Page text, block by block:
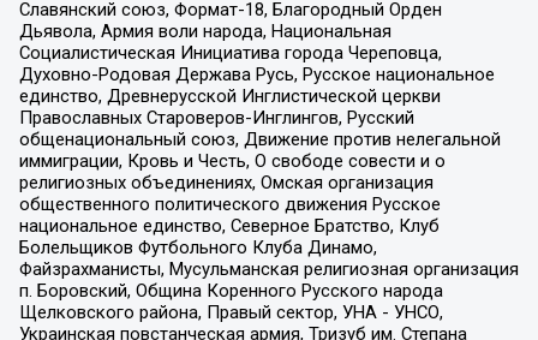
Славянский союз, Формат-18, Благородный Орден
Дьявола, Армия воли народа, Национальная
Социалистическая Инициатива города Череповца,
Духовно-Родовая Держава Русь, Русское национальное
единство, Древнерусской Инглистической церкви
Православных Староверов-Инглингов, Русский
общенациональный союз, Движение против нелегальной
иммиграции, Кровь и Честь, О свободе совести и о
религиозных объединениях, Омская организация
общественного политического движения Русское
национальное единство, Северное Братство, Клуб
Болельщиков Футбольного Клуба Динамо,
Файзрахманисты, Мусульманская религиозная организация
п. Боровский, Община Коренного Русского народа
Щелковского района, Правый сектор, УНА - УНСО,
Украинская повстанческая армия, Тризуб им. Степана